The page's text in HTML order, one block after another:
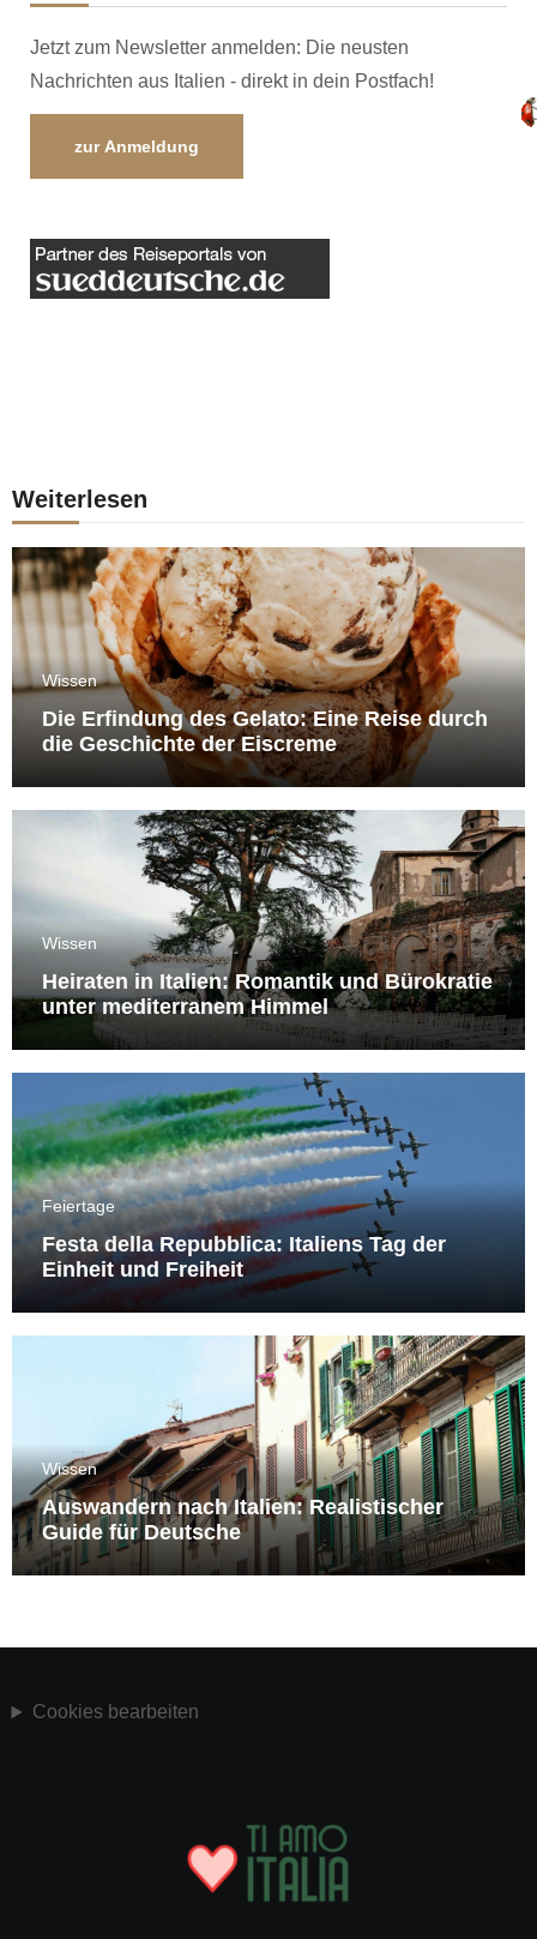
Jetzt zum Newsletter anmelden: Die neusten
Nachrichten aus Italien - direkt in dein Postfach!
zur Anmeldung
Weiterlesen
Wissen
Die Erfindung des Gelato: Eine Reise durch
die Geschichte der Eiscreme
Wissen
Heiraten in Italien: Romantik und Bürokratie
unter mediterranem Himmel
Feiertage
Festa della Repubblica: Italiens Tag der
Einheit und Freiheit
Wissen
Auswandern nach Italien: Realistischer
Guide für Deutsche
Cookies bearbeiten